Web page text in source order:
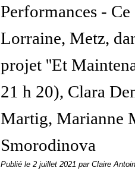
Performances -
Lorraine, Metz,
projet ''Et
21 h 20), Clara
Martig, Marianne
Smorodinova
Publié le 2 juillet 2021 par Claire